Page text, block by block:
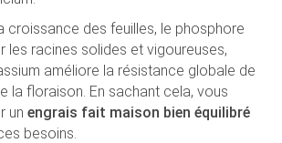
croissance des feuilles, le phosphore
les racines solides et vigoureuses,
améliore la résistance globale de
la floraison. En sachant cela, vous
un engrais fait maison bien équilibré
besoins.